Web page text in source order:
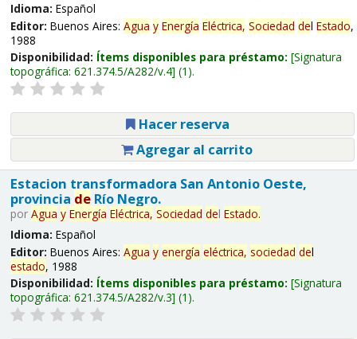
Idioma: Español
Editor: Buenos Aires: Agua y Energía Eléctrica, Sociedad del Estado,
1988
Disponibilidad: Ítems disponibles para préstamo: Signatura
topográfica: 621.374.5/A282/v.4 (1).
Hacer reserva
Agregar al carrito
Estacion transformadora San Antonio Oeste,
provincia deRío Negro.
por Agua y Energía Eléctrica, Sociedad del Estado.
Idioma: Español
Editor: Buenos Aires: Agua y energía eléctrica, sociedad del
estado, 1988
Disponibilidad: Ítems disponibles para préstamo: Signatura
topográfica: 621.374.5/A282/v.3 (1).